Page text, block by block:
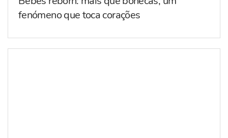
fenómeno que toca corações